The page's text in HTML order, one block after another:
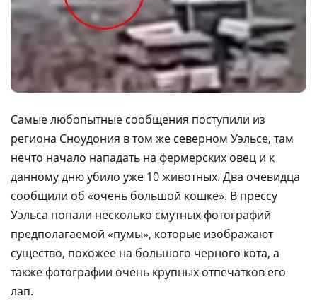
Самые любопытные сообщения поступили из
региона Сноудония в том же северном Уэльсе, там
нечто начало нападать на фермерских овец и к
данному дню убило уже 10 животных. Два очевидца
сообщили об «очень большой кошке». В прессу
Уэльса попали несколько смутных фотографий
предполагаемой «пумы», которые изображают
существо, похожее на большого черного кота, а
также фотографии очень крупных отпечатков его
лап.